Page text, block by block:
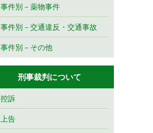
事件別－薬物事件
事件別－交通違反・交通事故
事件別－その他
刑事裁判について
控訴
上告